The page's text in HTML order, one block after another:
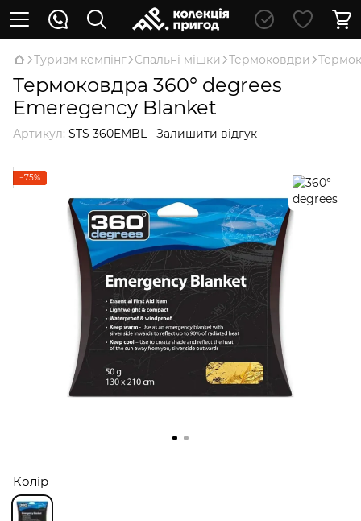
Туризм кемпінг Спальні мішки Термоковдри
Термоковдра 360° degrees
Emeregency Blanket
Артикул: STS 360EMBL Залишити відгук
−75%
Колір